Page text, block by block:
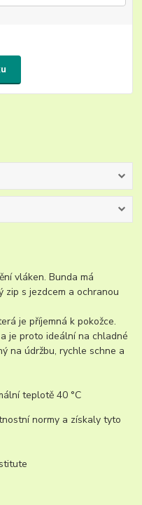
vláken. Bunda má
zip s jezdcem a ochranou
je příjemná k pokožce.
je proto ideální na chladné
na údržbu, rychle schne a
teplotě 40 °C
normy a získaly tyto